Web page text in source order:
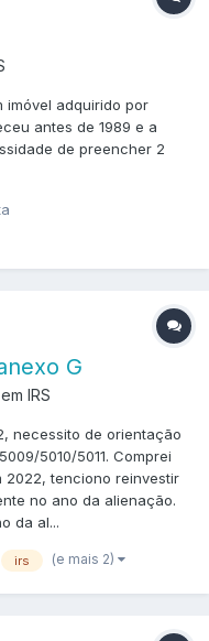
imóvel adquirido por
antes de 1989 e a
de preencher 2
G
IRS
necessito de orientação
5010/5011. Comprei
2022, tenciono reinvestir
no ano da alienação.
da al...
irs (e mais 2)